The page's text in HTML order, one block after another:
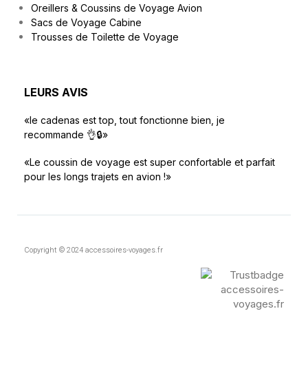
Oreillers & Coussins de Voyage Avion
Sacs de Voyage Cabine
Trousses de Toilette de Voyage
LEURS AVIS
«le cadenas est top, tout fonctionne bien, je
recommande 👌🔒»
«Le coussin de voyage est super confortable et parfait
pour les longs trajets en avion !»
Copyright © 2024 accessoires-voyages.fr